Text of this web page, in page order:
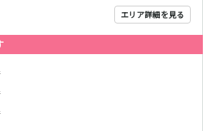
エリア詳細を見る
夙川駅
武庫之荘駅